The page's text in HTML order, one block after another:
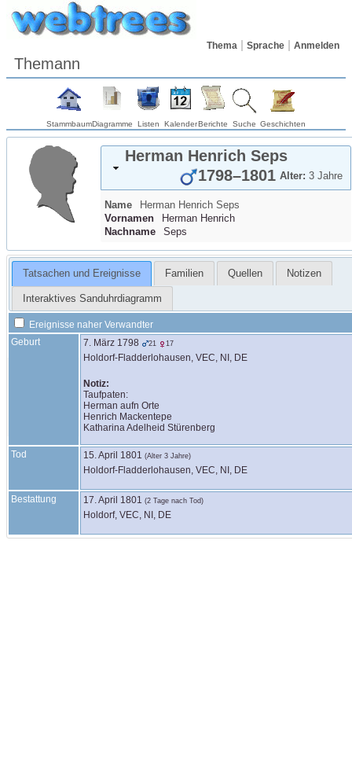
Thema Sprache Anmelden
Themann
StammbaumDiagramme Listen KalenderBerichte Suche Geschichten
Herman Henrich Seps
Alter: 3 Jahre
1798–1801
Name Herman Henrich Seps
Vornamen
Herman Henrich
Nachname
Seps
Tatsachen und Ereignisse Familien Quellen Notizen
Interaktives Sanduhrdiagramm
Ereignisse naher Verwandter
Geburt
7. März 1798 21 17
Holdorf-Fladderlohausen, VEC, NI, DE
Notiz:
Taufpaten:
Herman aufn Orte
Henrich Mackentepe
Katharina Adelheid Stürenberg
Tod 15. April 1801 (Alter 3 Jahre)
Holdorf-Fladderlohausen, VEC, NI, DE
Bestattung 17. April 1801 (2 Tage nach Tod)
Holdorf, VEC, NI, DE